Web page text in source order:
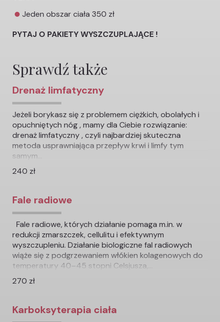
Jeden obszar ciała 350 zł
PYTAJ O PAKIETY WYSZCZUPLAJĄCE !
Sprawdź także
Drenaż limfatyczny
Jeżeli borykasz się z problemem ciężkich, obolałych i
opuchniętych nóg , mamy dla Ciebie rozwiązanie:
drenaż limfatyczny , czyli najbardziej skuteczna
metoda usprawniająca przepływ krwi i limfy tym
samym...
240 zł
Fale radiowe
Fale radiowe, których działanie pomaga m.in. w
redukcji zmarszczek, cellulitu i efektywnym
wyszczupleniu. Działanie biologiczne fal radiowych
wiąże się z podgrzewaniem włókien kolagenowych do
temperatury 40–45 stopni Celsjusza,...
270 zł
Karboksyterapia ciała